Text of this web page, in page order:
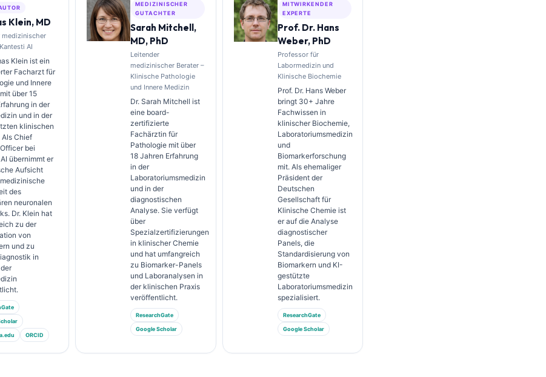
Klein, MD
medizinischer
AI
Klein ist ein
Facharzt für
und Innere
über 15
in der
und in der
klinischen
Chief
bei
übernimmt er
Aufsicht
des
neuronalen
Dr. Klein hat
zu der
von
und zu
in
ORCID
MEDIZINISCHER
GUTACHTER
Sarah Mitchell,
MD, PhD
Leitender
medizinischer Berater –
Klinische Pathologie
und Innere Medizin
Dr. Sarah Mitchell ist
eine board-
zertifizierte
Fachärztin für
Pathologie mit über
18 Jahren Erfahrung
in der
Laboratoriumsmedizin
und in der
diagnostischen
Analyse. Sie verfügt
über
Spezialzertifizierungen
in klinischer Chemie
und hat umfangreich
zu Biomarker-Panels
und Laboranalysen in
der klinischen Praxis
veröffentlicht.
ResearchGate
Google Scholar
MITWIRKENDER
EXPERTE
Prof. Dr. Hans
Weber, PhD
Professor für
Labormedizin und
Klinische Biochemie
Prof. Dr. Hans Weber
bringt 30+ Jahre
Fachwissen in
klinischer Biochemie,
Laboratoriumsmedizin
und
Biomarkerforschung
mit. Als ehemaliger
Präsident der
Deutschen
Gesellschaft für
Klinische Chemie ist
er auf die Analyse
diagnostischer
Panels, die
Standardisierung von
Biomarkern und KI-
gestützte
Laboratoriumsmedizin
spezialisiert.
ResearchGate
Google Scholar